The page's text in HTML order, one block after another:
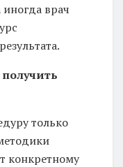
врач
только
конкретному